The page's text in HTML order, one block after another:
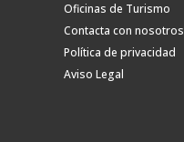
Oficinas de Turismo
Contacta con nosotros
Política de privacidad
Aviso Legal